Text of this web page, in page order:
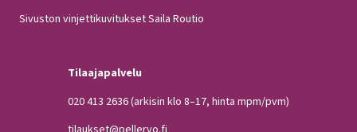
Sivuston vinjettikuvitukset Saila Routio
Tilaajapalvelu
020 413 2636(arkisin klo 8–17, hinta mpm/pvm)